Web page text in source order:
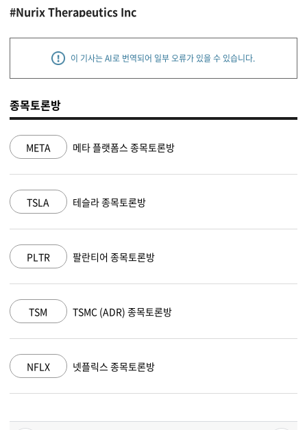
#Nurix Therapeutics Inc
이 기사는 AI로 번역되어 일부 오류가 있을 수 있습니다.
종목토론방
목토론방
방
론방
목토론방
론방